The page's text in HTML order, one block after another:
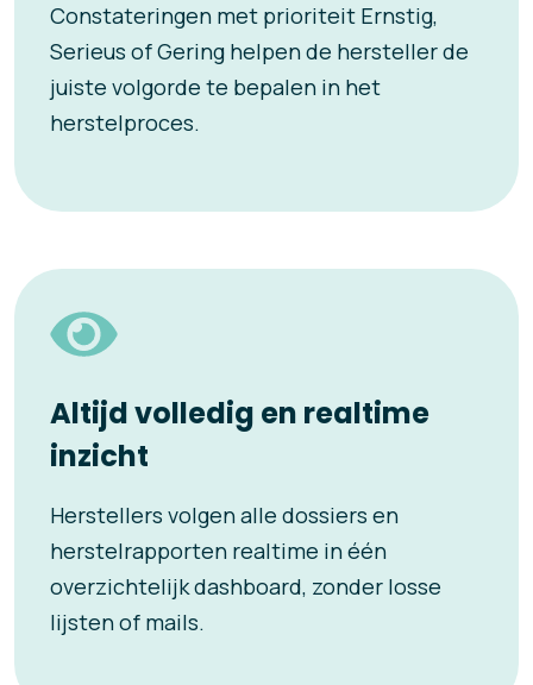
Constateringen met prioriteit Ernstig,
Serieus of Gering helpen de hersteller de
juiste volgorde te bepalen in het
herstelproces.
Altijd volledig en realtime
inzicht
Herstellers volgen alle dossiers en
herstelrapporten realtime in één
overzichtelijk dashboard, zonder losse
lijsten of mails.